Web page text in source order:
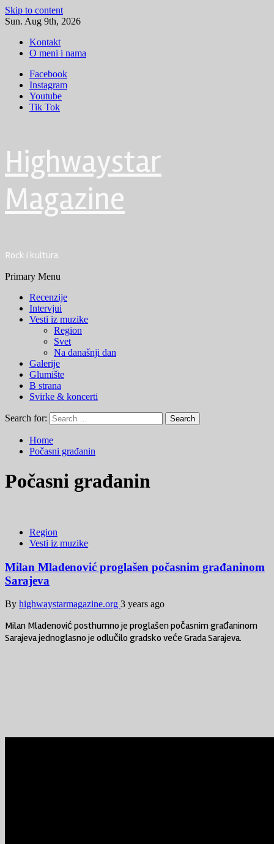
Skip to content
Sun. Aug 9th, 2026
Kontakt
O meni i nama
Facebook
Instagram
Youtube
Tik Tok
Highwaystar
Magazine
Rock i kultura
Primary Menu
Recenzije
Intervjui
Vesti iz muzike
Region
Svet
Na današnji dan
Galerije
Glumište
B strana
Svirke & koncerti
Search for:
Home
Počasni građanin
Počasni građanin
Region
Vesti iz muzike
Milan Mladenović proglašen počasnim građaninom
Sarajeva
By highwaystarmagazine.org 3 years ago
Milan Mladenović posthumno je proglašen počasnim građaninom
Sarajeva jednoglasno je odlučilo gradsko veće Grada Sarajeva.